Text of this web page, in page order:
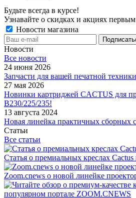
Будьте всегда в курсе!
Узнавайте о скидках и акциях первым
Новости магазина
Новости
Все новости
24 июня 2026
Запчасти для вашей печатной
27 мая 2026
Новинки картриджей CACTUS для
B230/225/235!
13 августа 2024
Новая линейка практичных сборных
Статьи
Все статьи
Статья о премиальных креслах
Zoom.cnews о новой линейке